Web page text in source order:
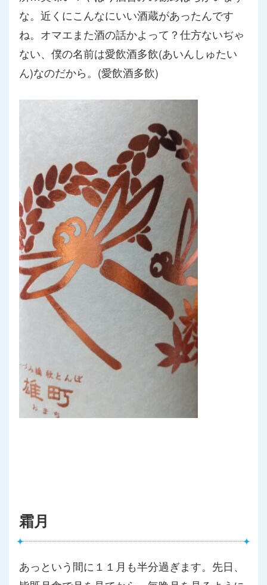
な。近くにこんなにいい酒蔵があったんです
ね。オマエまた酒の話かよって？仕方ないぢゃ
ない、僕の名前は愛飲酒多飲(あいんしゅたい
ん)なのだから。(愛飲酒多飲)
霜月
あっという間に１１月も半分過ぎます。先日、